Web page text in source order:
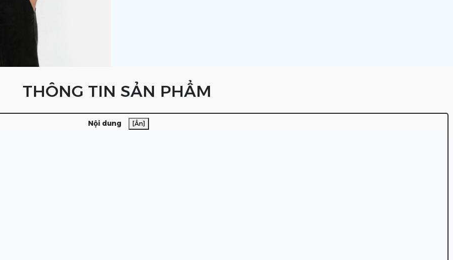
THÔNG TIN SẢN PHẨM
Nội dung [Ẩn]